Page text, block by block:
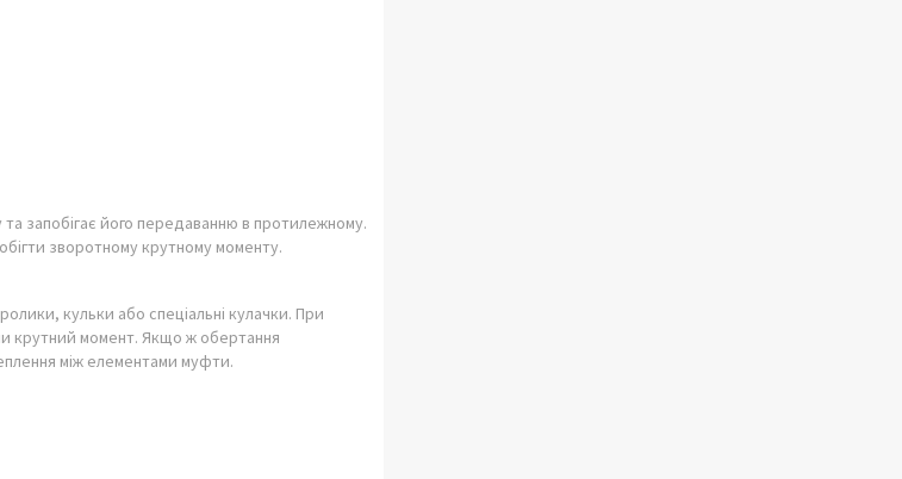
запобігає його передаванню в протилежному.
зворотному крутному моменту.
кульки або спеціальні кулачки. При
крутний момент. Якщо ж обертання
між елементами муфти.